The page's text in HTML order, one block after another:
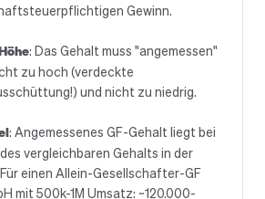
Gewinn.
: Das Gehalt muss "angemessen"
zu hoch (verdeckte
und nicht zu niedrig.
: Angemessenes GF-Gehalt liegt bei
vergleichbaren Gehalts in der
einen Allein-Gesellschafter-GF
mit 500k-1M Umsatz: ~120.000-